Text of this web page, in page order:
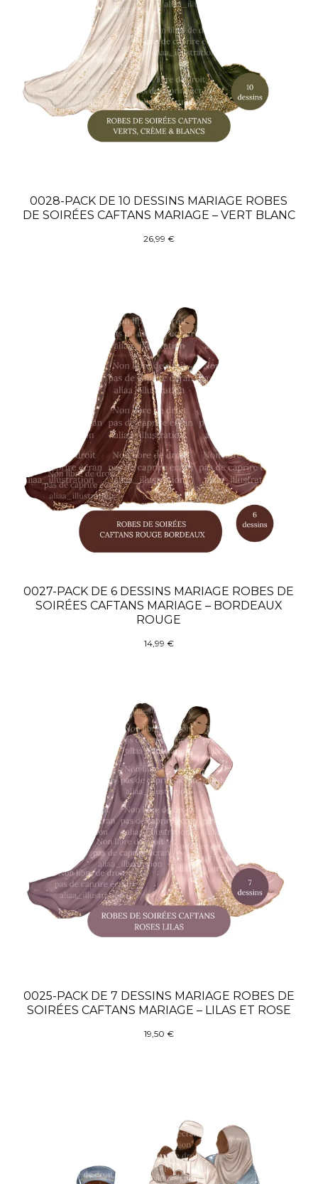
0028-PACK DE 10 DESSINS MARIAGE ROBES
DE SOIRÉES CAFTANS MARIAGE – VERT BLANC
26,99 €
0027-PACK DE 6 DESSINS MARIAGE ROBES DE
SOIRÉES CAFTANS MARIAGE – BORDEAUX
ROUGE
14,99 €
0025-PACK DE 7 DESSINS MARIAGE ROBES DE
SOIRÉES CAFTANS MARIAGE – LILAS ET ROSE
19,50 €